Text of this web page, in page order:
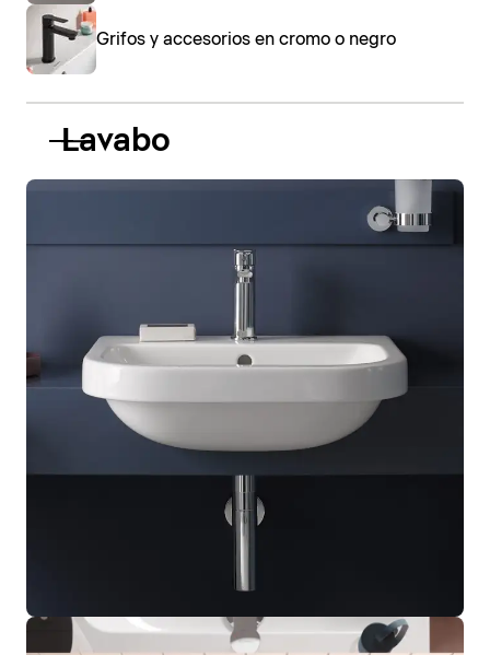
Grifos y accesorios en cromo o negro
Lavabo